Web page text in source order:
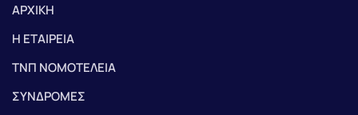
ΑΡΧΙΚΗ
Η ΕΤΑΙΡΕΙΑ
ΤΝΠ ΝΟΜΟΤΕΛΕΙΑ
ΣΥΝΔΡΟΜΕΣ